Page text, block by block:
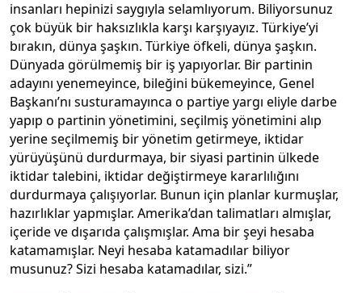
insanları hepinizi saygıyla selamlıyorum. Biliyorsunuz
çok büyük bir haksızlıkla karşı karşıyayız. Türkiye’yi
bırakın, dünya şaşkın. Türkiye öfkeli, dünya şaşkın.
Dünyada görülmemiş bir iş yapıyorlar. Bir partinin
adayını yenemeyince, bileğini bükemeyince, Genel
Başkanı’nı susturamayınca o partiye yargı eliyle darbe
yapıp o partinin yönetimini, seçilmiş yönetimini alıp
yerine seçilmemiş bir yönetim getirmeye, iktidar
yürüyüşünü durdurmaya, bir siyasi partinin ülkede
iktidar talebini, iktidar değiştirmeye kararlılığını
durdurmaya çalışıyorlar. Bunun için planlar kurmuşlar,
hazırlıklar yapmışlar. Amerika’dan talimatları almışlar,
içeride ve dışarıda çalışmışlar. Ama bir şeyi hesaba
katamamışlar. Neyi hesaba katamadılar biliyor
musunuz? Sizi hesaba katamadılar, sizi.”